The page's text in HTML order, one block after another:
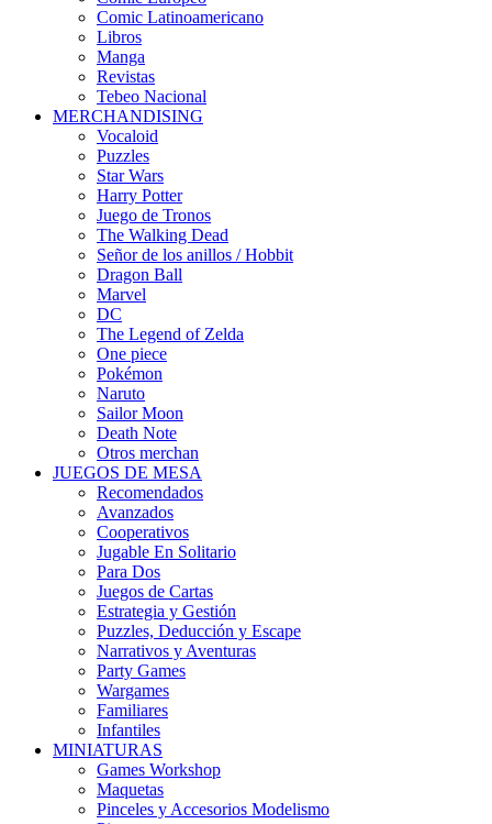
Comic Latinoamericano
Libros
Manga
Revistas
Tebeo Nacional
MERCHANDISING
Vocaloid
Puzzles
Star Wars
Harry Potter
Juego de Tronos
The Walking Dead
Señor de los anillos / Hobbit
Dragon Ball
Marvel
DC
The Legend of Zelda
One piece
Pokémon
Naruto
Sailor Moon
Death Note
Otros merchan
JUEGOS DE MESA
Recomendados
Avanzados
Cooperativos
Jugable En Solitario
Para Dos
Juegos de Cartas
Estrategia y Gestión
Puzzles, Deducción y Escape
Narrativos y Aventuras
Party Games
Wargames
Familiares
Infantiles
MINIATURAS
Games Workshop
Maquetas
Pinceles y Accesorios Modelismo